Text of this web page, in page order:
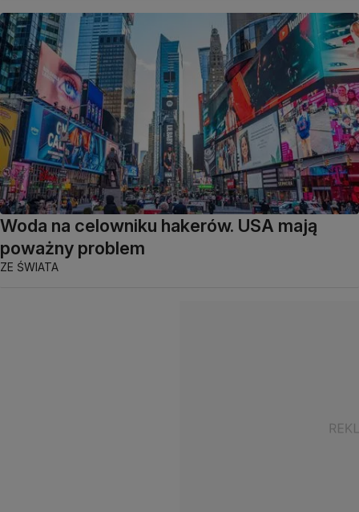
Woda na celowniku hakerów. USA mają
poważny problem
ZE ŚWIATA